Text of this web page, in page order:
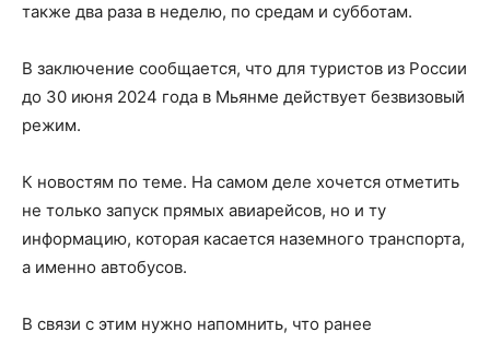
также два раза в неделю, по средам и субботам.
В заключение сообщается, что для туристов из России
до 30 июня 2024 года в Мьянме действует безвизовый
режим.
К новостям по теме. На самом деле хочется отметить
не только запуск прямых авиарейсов, но и ту
информацию, которая касается наземного транспорта,
а именно автобусов.
В связи с этим нужно напомнить, что ранее